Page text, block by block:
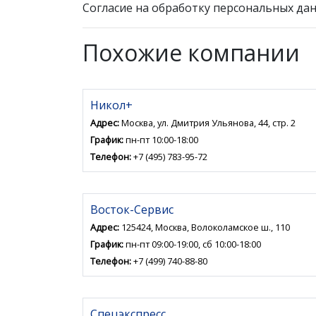
Согласие на обработку персональных
Похожие компании
Никол+
Адрес:Москва, ул. Дмитрия Ульянова, 44, стр. 2
График:пн-пт 10:00-18:00
Телефон:+7 (495) 783-95-72
Восток-Сервис
Адрес: 125424, Москва, Волоколамское ш., 110
График:пн-пт 09:00-19:00, сб 10:00-18:00
Телефон:+7 (499) 740-88-80